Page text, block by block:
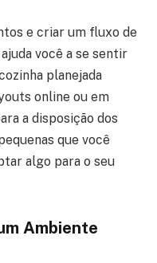
e criar um fluxo de
você a se sentir
planejada
online ou em
a disposição dos
que você
algo para o seu
Ambiente